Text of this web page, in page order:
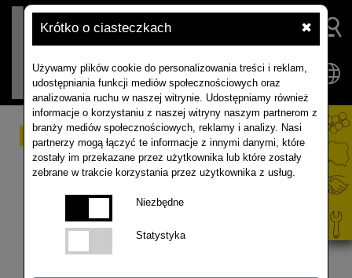
Krótko o ciasteczkach ✖
Używamy plików cookie do personalizowania treści i reklam,
udostępniania funkcji mediów społecznościowych oraz
analizowania ruchu w naszej witrynie. Udostępniamy również
informacje o korzystaniu z naszej witryny naszym partnerom z
branży mediów społecznościowych, reklamy i analizy. Nasi
partnerzy mogą łączyć te informacje z innymi danymi, które
zostały im przekazane przez użytkownika lub które zostały
zebrane w trakcie korzystania przez użytkownika z usług.
Niezbędne
Statystyka
Rzepak ozimy - Ocena
plantacji rzepaku przed
zimą 15.11.2022 r.
Ocena rzepaku przed zimą podczas spotkania w